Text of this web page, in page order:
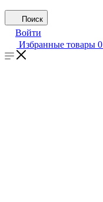
Поиск
Войти
Избранные товары 0